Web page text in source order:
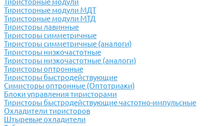
Тиристорные модули
Тиристорные модули МДТ
Тиристорные модули МТД
Тиристоры лавинные
Тиристоры симметричные
Тиристоры симметричные (аналоги)
Тиристоры низкочастотные
Тиристоры низкочастотные (аналоги)
Тиристоры оптронные
Тиристоры быстродействующие
Симисторы оптронные (Оптотриаки)
Блоки управления тиристорами
Тиристоры быстродействующие частотно-импульсные
Охладители тиристоров
Штыревые охладители